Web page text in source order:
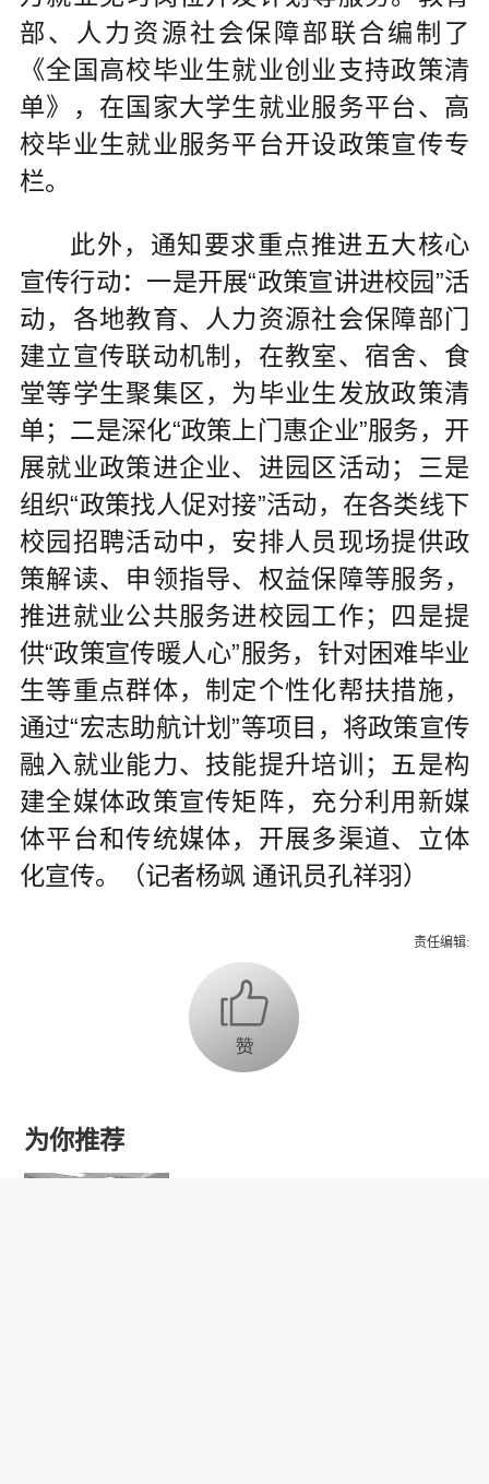
部、人力资源社会保障部联合编制了
《全国高校毕业生就业创业支持政策清
单》，在国家大学生就业服务平台、高
校毕业生就业服务平台开设政策宣传专
栏。
此外，通知要求重点推进五大核心
宣传行动：一是开展“政策宣讲进校园”活
动，各地教育、人力资源社会保障部门
建立宣传联动机制，在教室、宿舍、食
堂等学生聚集区，为毕业生发放政策清
单；二是深化“政策上门惠企业”服务，开
展就业政策进企业、进园区活动；三是
组织“政策找人促对接”活动，在各类线下
校园招聘活动中，安排人员现场提供政
策解读、申领指导、权益保障等服务，
推进就业公共服务进校园工作；四是提
供“政策宣传暖人心”服务，针对困难毕业
生等重点群体，制定个性化帮扶措施，
通过“宏志助航计划”等项目，将政策宣传
融入就业能力、技能提升培训；五是构
建全媒体政策宣传矩阵，充分利用新媒
体平台和传统媒体，开展多渠道、立体
化宣传。（记者杨飒 通讯员孔祥羽）
责任编辑:
为你推荐